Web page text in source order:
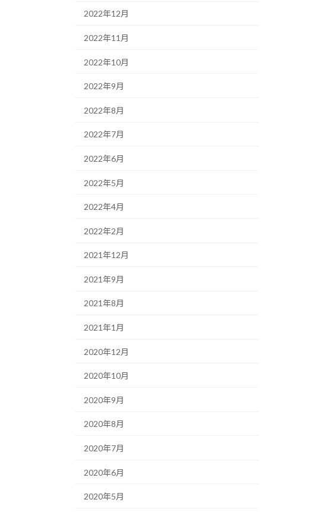
2022年12月
2022年11月
2022年10月
2022年9月
2022年8月
2022年7月
2022年6月
2022年5月
2022年4月
2022年2月
2021年12月
2021年9月
2021年8月
2021年1月
2020年12月
2020年10月
2020年9月
2020年8月
2020年7月
2020年6月
2020年5月